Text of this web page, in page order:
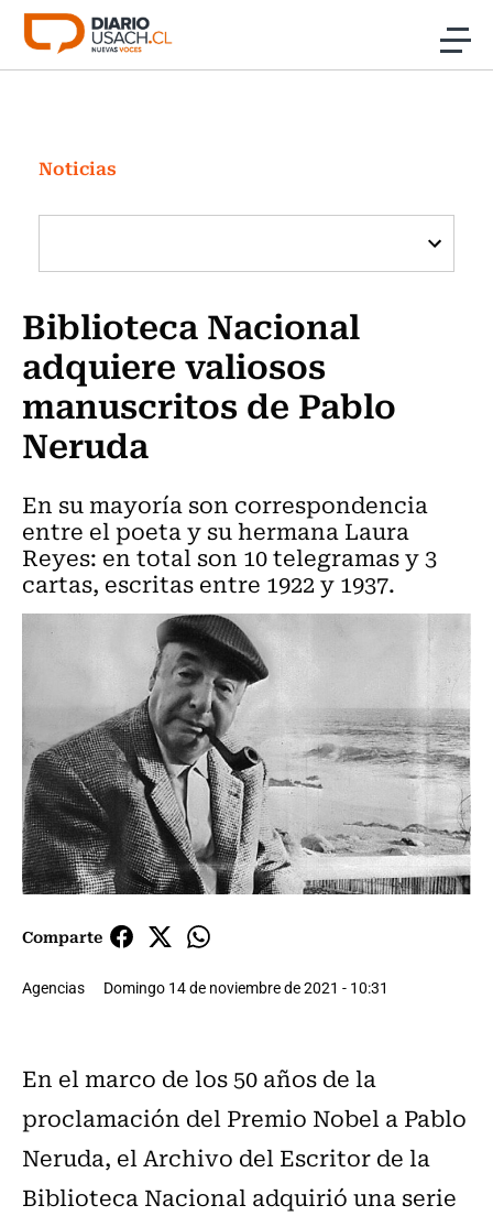
Click acá para ir directamente al contenido
Investigación
Cultura
Programas Radio y TV Usach
Noticias
Biblioteca Nacional
adquiere valiosos
manuscritos de Pablo
Neruda
En su mayoría son correspondencia
entre el poeta y su hermana Laura
Reyes: en total son 10 telegramas y 3
cartas, escritas entre 1922 y 1937.
Comparte
Agencias Domingo 14 de noviembre de 2021 - 10:31
En el marco de los 50 años de la
proclamación del Premio Nobel a Pablo
Neruda, el Archivo del Escritor de la
Biblioteca Nacional adquirió una serie